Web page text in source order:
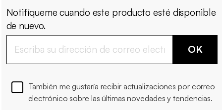
Notifíqueme cuando este producto esté disponible
de nuevo.
OK
También me gustaría recibir actualizaciones por correo
electrónico sobre las últimas novedades y tendencias.